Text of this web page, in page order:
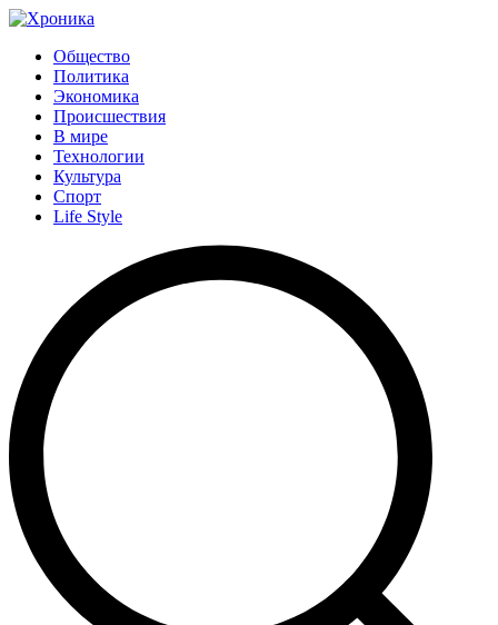
Общество
Политика
Экономика
Происшествия
В мире
Технологии
Культура
Спорт
Life Style